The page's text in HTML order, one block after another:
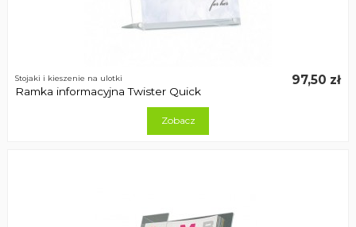
Stojaki i kieszenie na ulotki
Ramka informacyjna Twister Quick
97,50 zł
Zobacz